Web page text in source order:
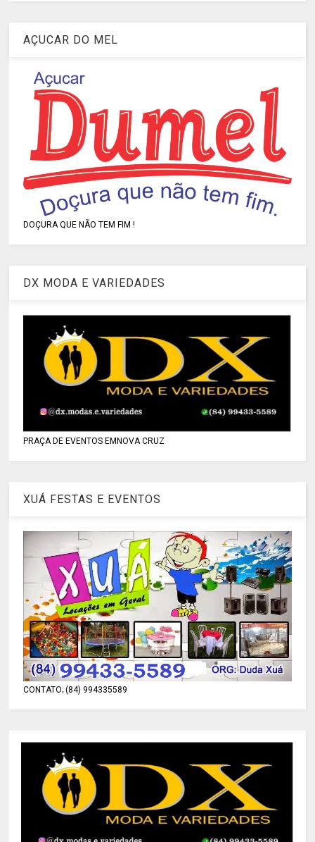
AÇUCAR DO MEL
DOÇURA QUE NÃO TEM FIM !
DX MODA E VARIEDADES
PRAÇA DE EVENTOS EMNOVA CRUZ
XUÁ FESTAS E EVENTOS
CONTATO; (84) 994335589